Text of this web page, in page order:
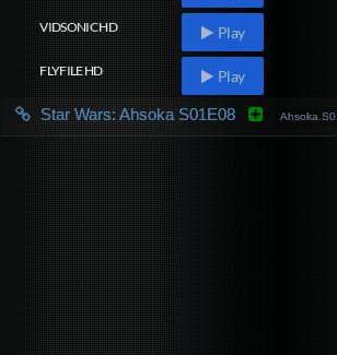
VIDSONIC HD Play
FLYFILE HD Play
Star Wars: Ahsoka S01E08